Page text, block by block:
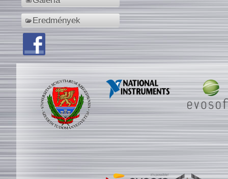
Eredmények